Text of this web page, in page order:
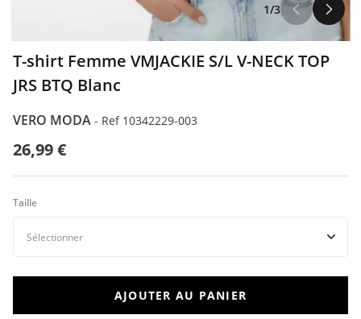
1/3
T-shirt Femme VMJACKIE S/L V-NECK TOP
JRS BTQ Blanc
VERO MODA - Ref 10342229-003
26,99 €
Taille
AJOUTER AU PANIER